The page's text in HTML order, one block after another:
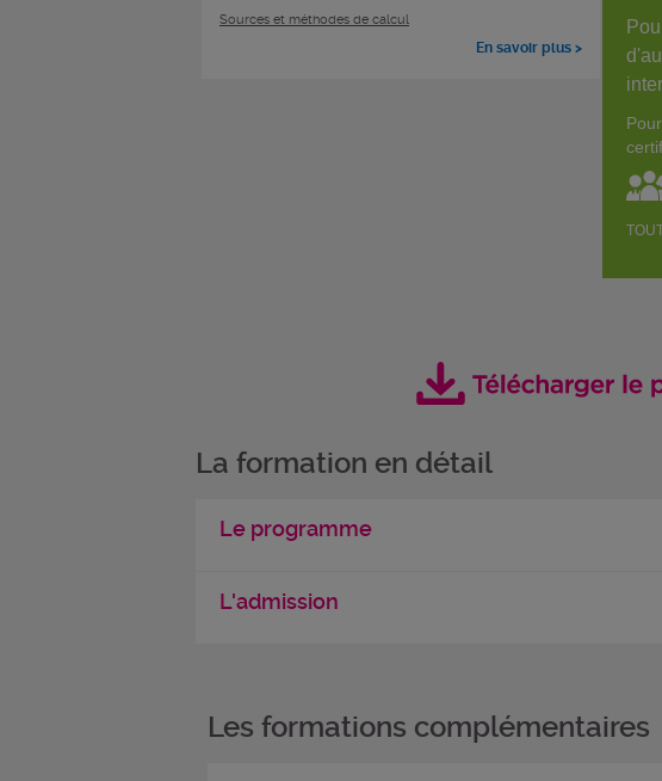
Sources et méthodes de calcul
En savoir plus >
La formation en détail
Le programme
L'admission
Les formations complémentaires